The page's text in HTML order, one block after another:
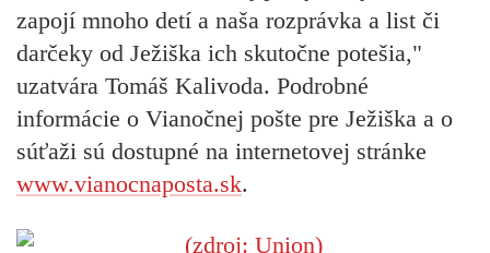
zapojí mnoho detí a naša rozprávka a list či
darčeky od Ježiška ich skutočne potešia,"
uzatvára Tomáš Kalivoda. Podrobné
informácie o Vianočnej pošte pre Ježiška a o
súťaži sú dostupné na internetovej stránke
www.vianocnaposta.sk.